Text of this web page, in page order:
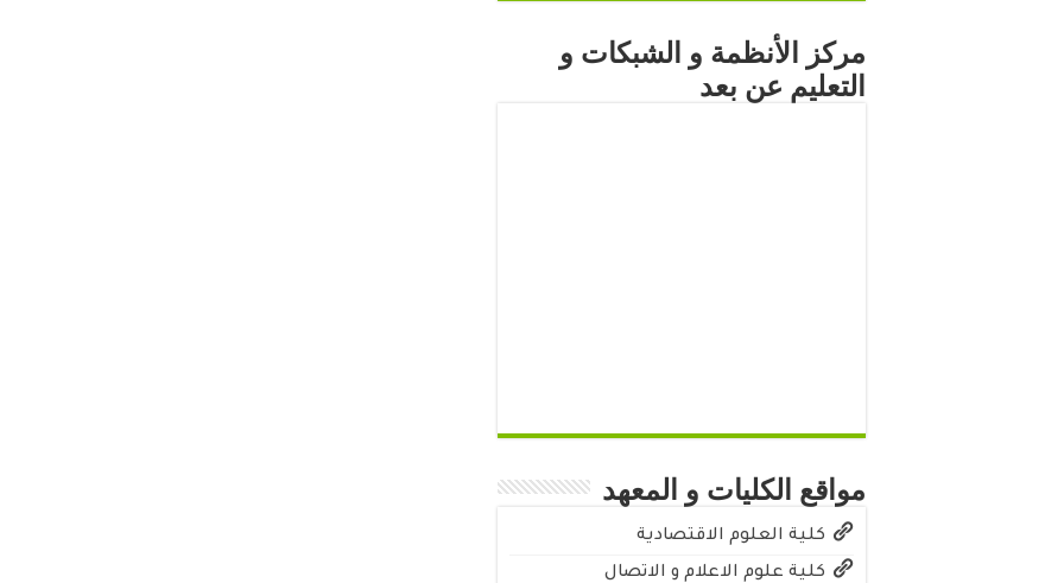
مركز الأنظمة و الشبكات و
التعليم عن بعد
مواقع الكليات و المعهد
كلية العلوم الاقتصادية
كلية علوم الاعلام و الاتصال